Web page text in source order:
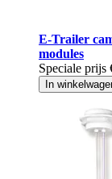
E-Trailer
modules
Speciale prijs
In